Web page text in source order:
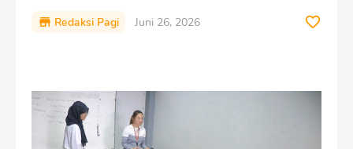
Redaksi Pagi Juni 26, 2026
i
u